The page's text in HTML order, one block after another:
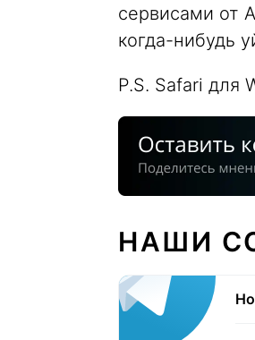
сервисами от
когда-нибудь
P.S. Safari для
НАШИ